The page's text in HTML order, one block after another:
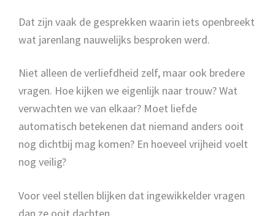
Dat zijn vaak de gesprekken waarin iets openbreekt
wat jarenlang nauwelijks besproken werd.
Niet alleen de verliefdheid zelf, maar ook bredere
vragen. Hoe kijken we eigenlijk naar trouw? Wat
verwachten we van elkaar? Moet liefde
automatisch betekenen dat niemand anders ooit
nog dichtbij mag komen? En hoeveel vrijheid voelt
nog veilig?
Voor veel stellen blijken dat ingewikkelder vragen
dan ze ooit dachten.